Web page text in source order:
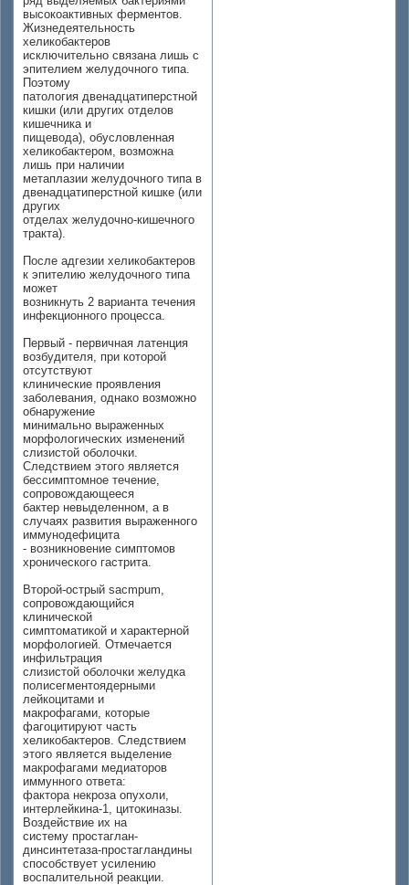
высокоактивных ферментов.
Жизнедеятельность
хеликобактеров
исключительно связана лишь с
эпителием желудочного типа.
Поэтому
патология двенадцатиперстной
кишки (или других отделов
кишечника и
пищевода), обусловленная
хеликобактером, возможна
лишь при наличии
метаплазии желудочного типа в
двенадцатиперстной кишке (или
других
отделах желудочно-кишечного
тракта).
После адгезии хеликобактеров
к эпителию желудочного типа
может
возникнуть 2 варианта течения
инфекционного процесса.
Первый - первичная латенция
возбудителя, при которой
отсутствуют
клинические проявления
заболевания, однако возможно
обнаружение
минимально выраженных
морфологических изменений
слизистой оболочки.
Следствием этого является
бессимптомное течение,
сопровождающееся
бактер невыделенном, а в
случаях развития выраженного
иммунодефицита
- возникновение симптомов
хронического гастрита.
Второй-острый sacmpum,
сопровождающийся
клинической
симптоматикой и характерной
морфологией. Отмечается
инфильтрация
слизистой оболочки желудка
полисегментоядерными
лейкоцитами и
макрофагами, которые
фагоцитируют часть
хеликобактеров. Следствием
этого является выделение
макрофагами медиаторов
иммунного ответа:
фактора некроза опухоли,
интерлейкина-1, цитокиназы.
Воздействие их на
систему простаглан-
динсинтетаза-простагландины
способствует усилению
воспалительной реакции.